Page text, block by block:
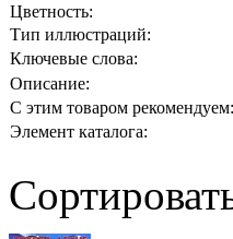
Цветность:
Тип иллюстраций:
Ключевые слова:
Описание:
С этим товаром рекомендуем:
Элемент каталога: